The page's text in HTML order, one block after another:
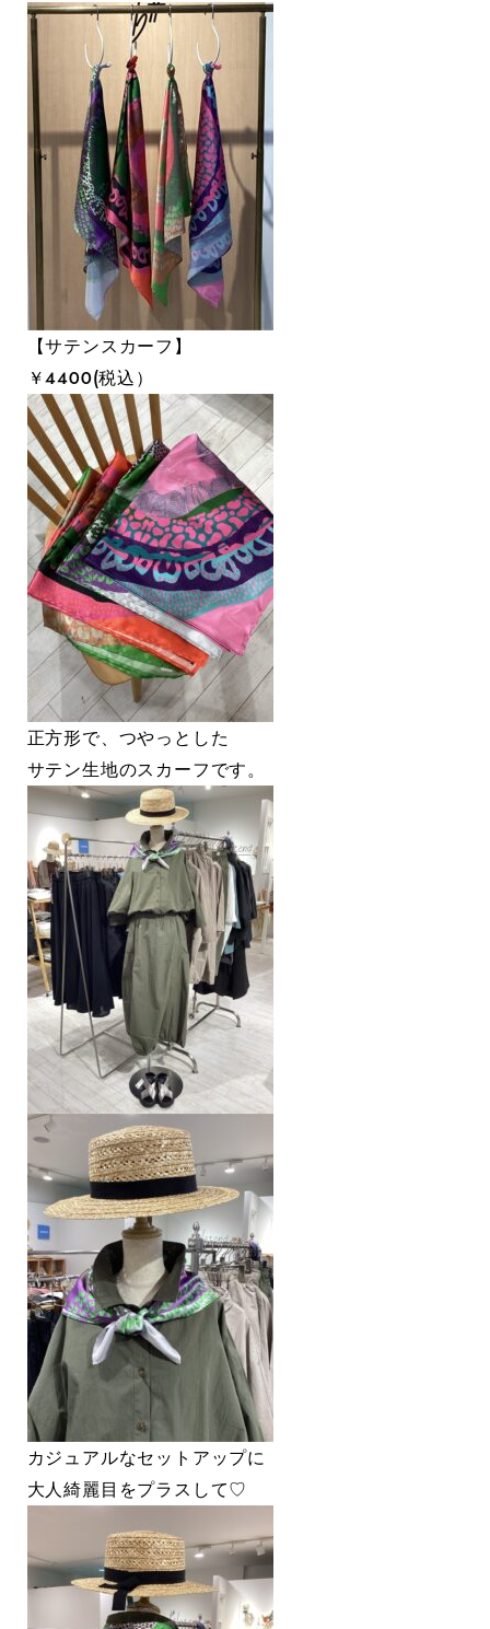
【サテンスカーフ】
￥４４００(税込）
正方形で、つやっとした
サテン生地のスカーフです。
カジュアルなセットアップに
大人綺麗目をプラスして♡